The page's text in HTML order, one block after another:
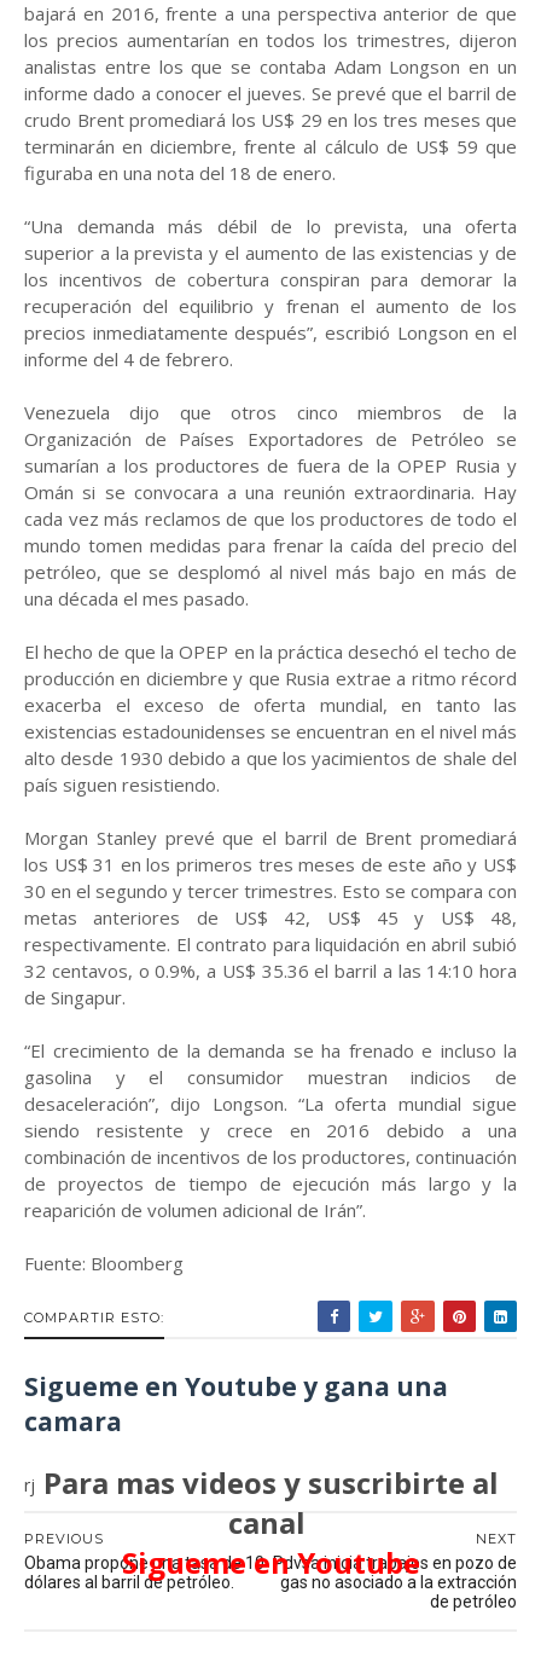
bajará en 2016, frente a una perspectiva anterior de que
los precios aumentarían en todos los trimestres, dijeron
analistas entre los que se contaba Adam Longson en un
informe dado a conocer el jueves. Se prevé que el barril de
crudo Brent promediará los US$ 29 en los tres meses que
terminarán en diciembre, frente al cálculo de US$ 59 que
figuraba en una nota del 18 de enero.
“Una demanda más débil de lo prevista, una oferta
superior a la prevista y el aumento de las existencias y de
los incentivos de cobertura conspiran para demorar la
recuperación del equilibrio y frenan el aumento de los
precios inmediatamente después”, escribió Longson en el
informe del 4 de febrero.
Venezuela dijo que otros cinco miembros de la
Organización de Países Exportadores de Petróleo se
sumarían a los productores de fuera de la OPEP Rusia y
Omán si se convocara a una reunión extraordinaria. Hay
cada vez más reclamos de que los productores de todo el
mundo tomen medidas para frenar la caída del precio del
petróleo, que se desplomó al nivel más bajo en más de
una década el mes pasado.
El hecho de que la OPEP en la práctica desechó el techo de
producción en diciembre y que Rusia extrae a ritmo récord
exacerba el exceso de oferta mundial, en tanto las
existencias estadounidenses se encuentran en el nivel más
alto desde 1930 debido a que los yacimientos de shale del
país siguen resistiendo.
Morgan Stanley prevé que el barril de Brent promediará
los US$ 31 en los primeros tres meses de este año y US$
30 en el segundo y tercer trimestres. Esto se compara con
metas anteriores de US$ 42, US$ 45 y US$ 48,
respectivamente. El contrato para liquidación en abril subió
32 centavos, o 0.9%, a US$ 35.36 el barril a las 14:10 hora
de Singapur.
“El crecimiento de la demanda se ha frenado e incluso la
gasolina y el consumidor muestran indicios de
desaceleración”, dijo Longson. “La oferta mundial sigue
siendo resistente y crece en 2016 debido a una
combinación de incentivos de los productores, continuación
de proyectos de tiempo de ejecución más largo y la
reaparición de volumen adicional de Irán”.
Fuente: Bloomberg
COMPARTIR ESTO:
Sigueme en Youtube y gana una
camara
Para mas videos y suscribirte al
canal
Sigueme en Youtube
rj
NEXT
Pdvsa inicia trabajos en pozo de
gas no asociado a la extracción
de petróleo
PREVIOUS
Obama propone una tasa de 10
dólares al barril de petróleo.